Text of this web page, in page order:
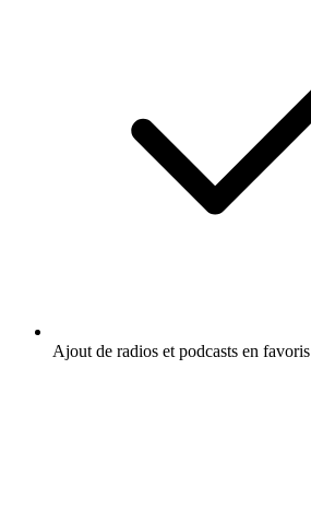
Ajout de radios et podcasts en favoris